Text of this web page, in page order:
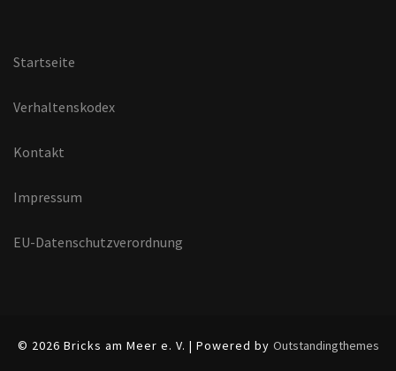
Startseite
Verhaltenskodex
Kontakt
Impressum
EU-Datenschutzverordnung
© 2026 Bricks am Meer e. V. | Powered by Outstandingthemes